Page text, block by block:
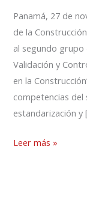
Panamá, 27 de
de la
al segundo grupo
Validación y
en la
competencias del
estandarización y
Leer más »